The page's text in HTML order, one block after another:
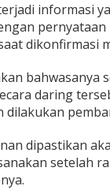
informasi
pernyataan
dikonfirmasi
bahwasanya
daring
dilakukan
dipastikan
setelah